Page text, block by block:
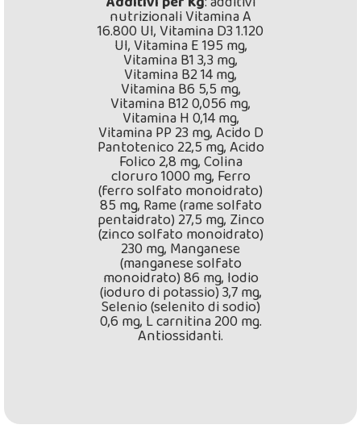
nutrizionali Vitamina A
16.800 UI, Vitamina D3 1.120
UI, Vitamina E 195 mg,
Vitamina B1 3,3 mg,
Vitamina B2 14 mg,
Vitamina B6 5,5 mg,
Vitamina B12 0,056 mg,
Vitamina H 0,14 mg,
Vitamina PP 23 mg, Acido D
Pantotenico 22,5 mg, Acido
Folico 2,8 mg, Colina
cloruro 1000 mg, Ferro
(ferro solfato monoidrato)
85 mg, Rame (rame solfato
pentaidrato) 27,5 mg, Zinco
(zinco solfato monoidrato)
230 mg, Manganese
(manganese solfato
monoidrato) 86 mg, Iodio
(ioduro di potassio) 3,7 mg,
Selenio (selenito di sodio)
0,6 mg, L carnitina 200 mg.
Antiossidanti.